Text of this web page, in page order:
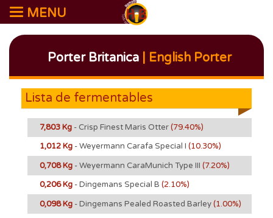
MENU
Porter Britanica | English Porter
Lista de fermentables
7,803 Kg - Crisp Finest Maris Otter(79.40%)
1,012 Kg - Weyermann Carafa Special I (10.30%)
0,708 Kg - Weyermann CaraMunich Type III (7.20%)
0,206 Kg - Dingemans Special B (2.10%)
0,098 Kg - Dingemans Pealed Roasted Barley(1.00%)